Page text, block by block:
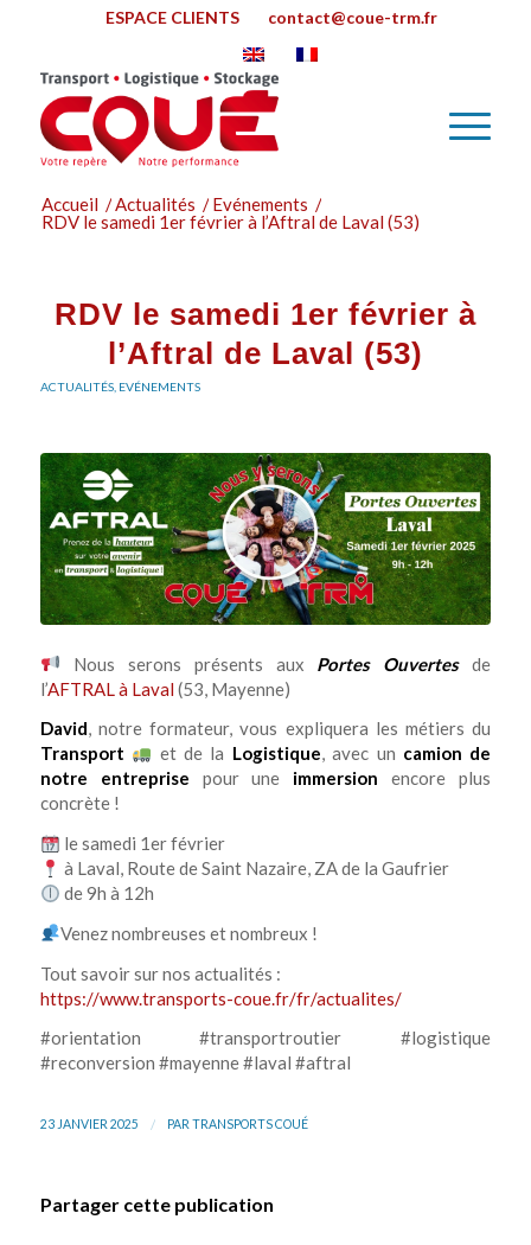
ESPACE CLIENTS contact@coue-trm.fr
Accueil /Actualités / Evénements /
RDV le samedi 1er février à l’Aftral de Laval (53)
RDV le samedi 1er février à
l’Aftral de Laval (53)
ACTUALITÉS, EVÉNEMENTS
Nous serons présents aux Portes Ouvertesde
l’AFTRAL à Laval (53, Mayenne)
David, notre formateur, vous expliquera les métiers du
Transport
et de la Logistique, avec un camion de
notre entreprise pour une immersion encore plus
concrète !
le samedi 1er février
à Laval, Route de Saint Nazaire, ZA de la Gaufrier
de 9h à 12h
Venez nombreuses et nombreux !
Tout savoir sur nos actualités :
https://www.transports-coue.fr/fr/actualites/
#orientation #transportroutier #logistique
#reconversion #mayenne #laval #aftral
23 JANVIER 2025 / PAR TRANSPORTS COUÉ
Partager cette publication